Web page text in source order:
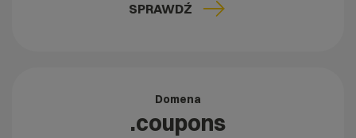
SPRAWDŹ
Domena
.coupons